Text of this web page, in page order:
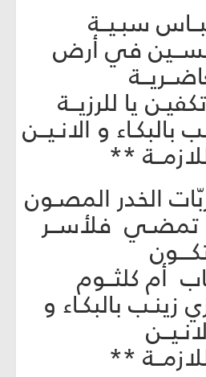
سبـيــة
في أرض
يا للرزيــة
و الانـيــن
**
الخدر المصـون
فلأســر
أم كلثــوم
بالبكـاء و
**